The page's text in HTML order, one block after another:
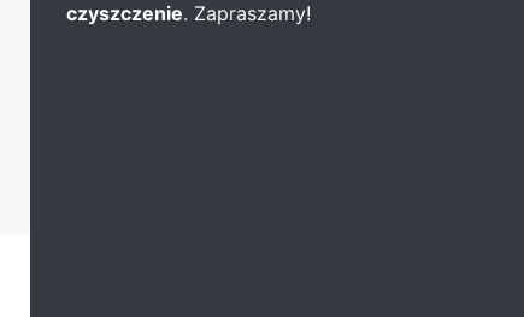
czyszczenie. Zapraszamy!